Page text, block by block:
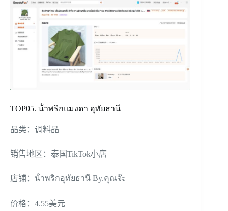
TOP05. น้ําพริกแมงดา อุทัยธานี
品类：调料品
销售地区：泰国TikTok小店
店铺：น้ําพริกอุทัยธานี By.คุณจ๊ะ
价格：4.55美元